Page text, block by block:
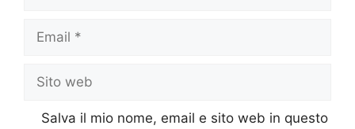
Email
Sito
web
Salva il mio nome, email e sito web in questo